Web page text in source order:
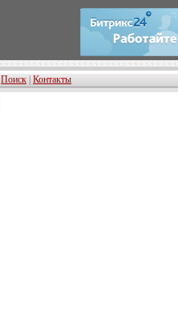
Поиск Контакты